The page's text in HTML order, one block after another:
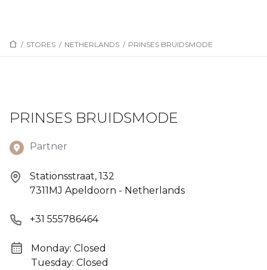
/ STORES / NETHERLANDS / PRINSES BRUIDSMODE
PRINSES BRUIDSMODE
Partner
Stationsstraat, 132
7311MJ Apeldoorn - Netherlands
+31 555786464
Monday: Closed
Tuesday: Closed